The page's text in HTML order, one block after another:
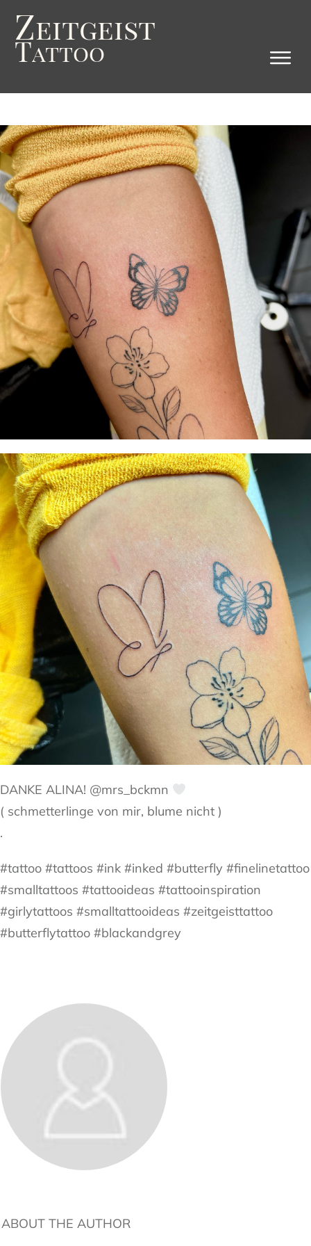
Zeitgeist
Tattoo
DANKE ALINA! @mrs_bckmn
( schmetterlinge von mir, blume nicht )
.
#tattoo #tattoos #ink #inked #butterfly #finelinetattoo
#smalltattoos #tattooideas #tattooinspiration
#girlytattoos #smalltattooideas #zeitgeisttattoo
#butterflytattoo #blackandgrey
ABOUT THE AUTHOR